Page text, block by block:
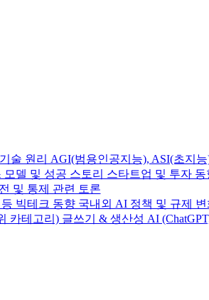
술 원리 AGI(범용인공지능), ASI(초지
델 및 성공 스토리 스타트업 및 투자 동
및 통제 관련 토론
빅테크 동향 국내외 AI 정책 및 규제 변
카테고리) 글쓰기 & 생산성 AI